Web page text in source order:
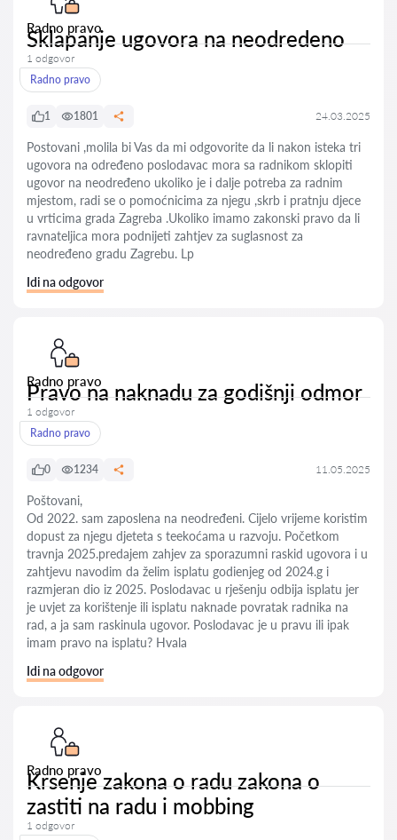
Radno pravo
Sklapanje ugovora na neodredeno
1 odgovor
Radno pravo
1 1801 24.03.2025
Postovani ,molila bi Vas da mi odgovorite da li nakon isteka tri
ugovora na određeno poslodavac mora sa radnikom sklopiti
ugovor na neodređeno ukoliko je i dalje potreba za radnim
mjestom, radi se o pomoćnicima za njegu ,skrb i pratnju djece
u vrticima grada Zagreba .Ukoliko imamo zakonski pravo da li
ravnateljica mora podnijeti zahtjev za suglasnost za
neodređeno gradu Zagrebu. Lp
Idi na odgovor
Radno pravo
Pravo na naknadu za godišnji odmor
1 odgovor
Radno pravo
0 1234 11.05.2025
Poštovani,
Od 2022. sam zaposlena na neodređeni. Cijelo vrijeme koristim
dopust za njegu djeteta s teekoćama u razvoju. Početkom
travnja 2025.predajem zahjev za sporazumni raskid ugovora i u
zahtjevu navodim da želim isplatu godienjeg od 2024.g i
razmjeran dio iz 2025. Poslodavac u rješenju odbija isplatu jer
je uvjet za korištenje ili isplatu naknade povratak radnika na
rad, a ja sam raskinula ugovor. Poslodavac je u pravu ili ipak
imam pravo na isplatu? Hvala
Idi na odgovor
Radno pravo
Krsenje zakona o radu zakona o
zastiti na radu i mobbing
1 odgovor